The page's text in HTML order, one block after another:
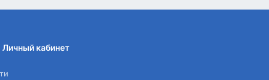
Личный кабинет